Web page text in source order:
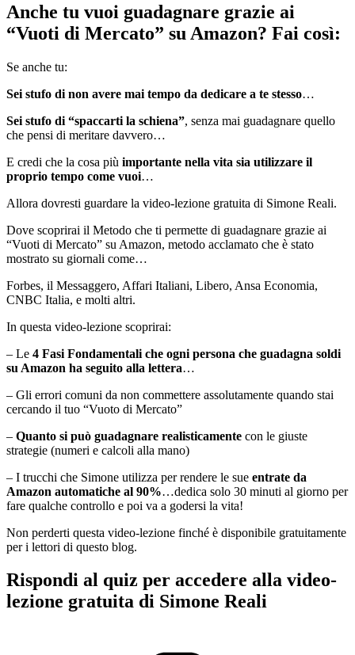
Anche tu vuoi guadagnare grazie ai
“Vuoti di Mercato” su Amazon? Fai così:
Se anche tu:
Sei stufo di non avere mai tempo da dedicare a te stesso…
Sei stufo di “spaccarti la schiena”, senza mai guadagnare quello
che pensi di meritare davvero…
E credi che la cosa più importante nella vita sia utilizzare il
proprio tempo come vuoi…
Allora dovresti guardare la video-lezione gratuita di Simone Reali.
Dove scoprirai il Metodo che ti permette di guadagnare grazie ai
“Vuoti di Mercato” su Amazon, metodo acclamato che è stato
mostrato su giornali come…
Forbes, il Messaggero, Affari Italiani, Libero, Ansa Economia,
CNBC Italia, e molti altri.
In questa video-lezione scoprirai:
– Le 4 Fasi Fondamentali che ogni persona che guadagna soldi
su Amazon ha seguito alla lettera…
– Gli errori comuni da non commettere assolutamente quando stai
cercando il tuo “Vuoto di Mercato”
– Quanto si può guadagnare realisticamente con le giuste
strategie (numeri e calcoli alla mano)
– I trucchi che Simone utilizza per rendere le sue entrate da
Amazon automatiche al 90%…dedica solo 30 minuti al giorno per
fare qualche controllo e poi va a godersi la vita!
Non perderti questa video-lezione finché è disponibile gratuitamente
per i lettori di questo blog.
Rispondi al quiz per accedere alla video-
lezione gratuita di Simone Reali